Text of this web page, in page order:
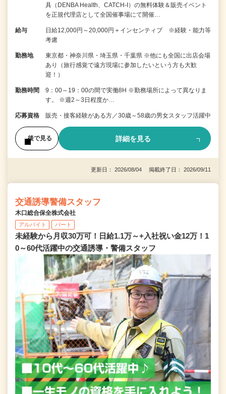
具（DENBA Health、CATCH-I）の無料体験＆販売イベント
を正規代理店として全国催事場にて開催…
給与
日給12,000円～20,000円＋インセンティブ ※経験・能力等
考慮
勤務地
東京都・神奈川県・埼玉県・千葉県 ※他にも全国に出店会場
あり（旅行感覚で遠方現場に参加したいという方も大歓
迎！）
勤務時間
9：00～19：00の間で実働8H ※勤務場所によって異なりま
す。 ※週2～3日程度か…
応募資格 販売・接客経験がある方／30歳～58歳の男女スタッフ活躍中
後で見る 詳細を見る
更新日： 2026/08/04 掲載終了日： 2026/09/11
交通誘導警備スタッフ
木口総合保全株式会社
アルバイト パート
未経験から月収30万可！日給1.1万～+入社祝い金12万！1
0～60代活躍中の交通誘導・警備スタッフ